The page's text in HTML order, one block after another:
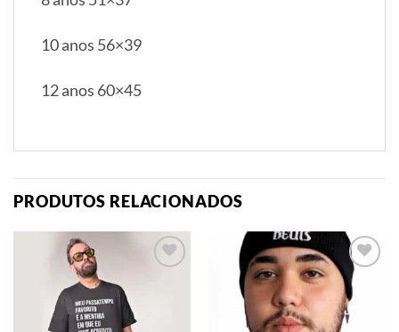
10 anos 56×39
12 anos 60×45
PRODUTOS RELACIONADOS
Add to
wishlist